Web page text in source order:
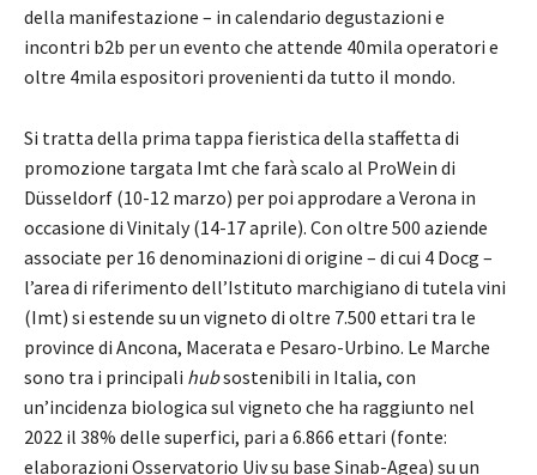
della manifestazione – in calendario degustazioni e
incontri b2b per un evento che attende 40mila operatori e
oltre 4mila espositori provenienti da tutto il mondo.
Si tratta della prima tappa fieristica della staffetta di
promozione targata Imt che farà scalo al ProWein di
Düsseldorf (10-12 marzo) per poi approdare a Verona in
occasione di Vinitaly (14-17 aprile). Con oltre 500 aziende
associate per 16 denominazioni di origine – di cui 4 Docg –
l’area di riferimento dell’Istituto marchigiano di tutela vini
(Imt) si estende su un vigneto di oltre 7.500 ettari tra le
province di Ancona, Macerata e Pesaro-Urbino. Le Marche
sono tra i principali hubsostenibili in Italia, con
un’incidenza biologica sul vigneto che ha raggiunto nel
2022 il 38% delle superfici, pari a 6.866 ettari (fonte:
elaborazioni Osservatorio Uiv su base Sinab-Agea) su un